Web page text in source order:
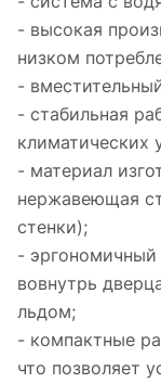
- высокая
низком
-
- стабильная
климатических
- материал
нержавеющая
стенки);
- эргономичный
вовнутрь
льдом;
- компактные
что позволяет